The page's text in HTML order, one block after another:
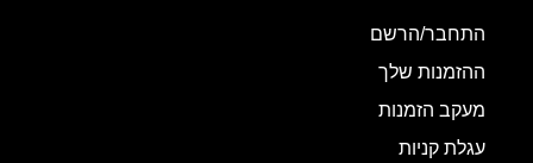
התחבר/הרשם
ההזמנות שלך
מעקב הזמנות
עגלת קניות